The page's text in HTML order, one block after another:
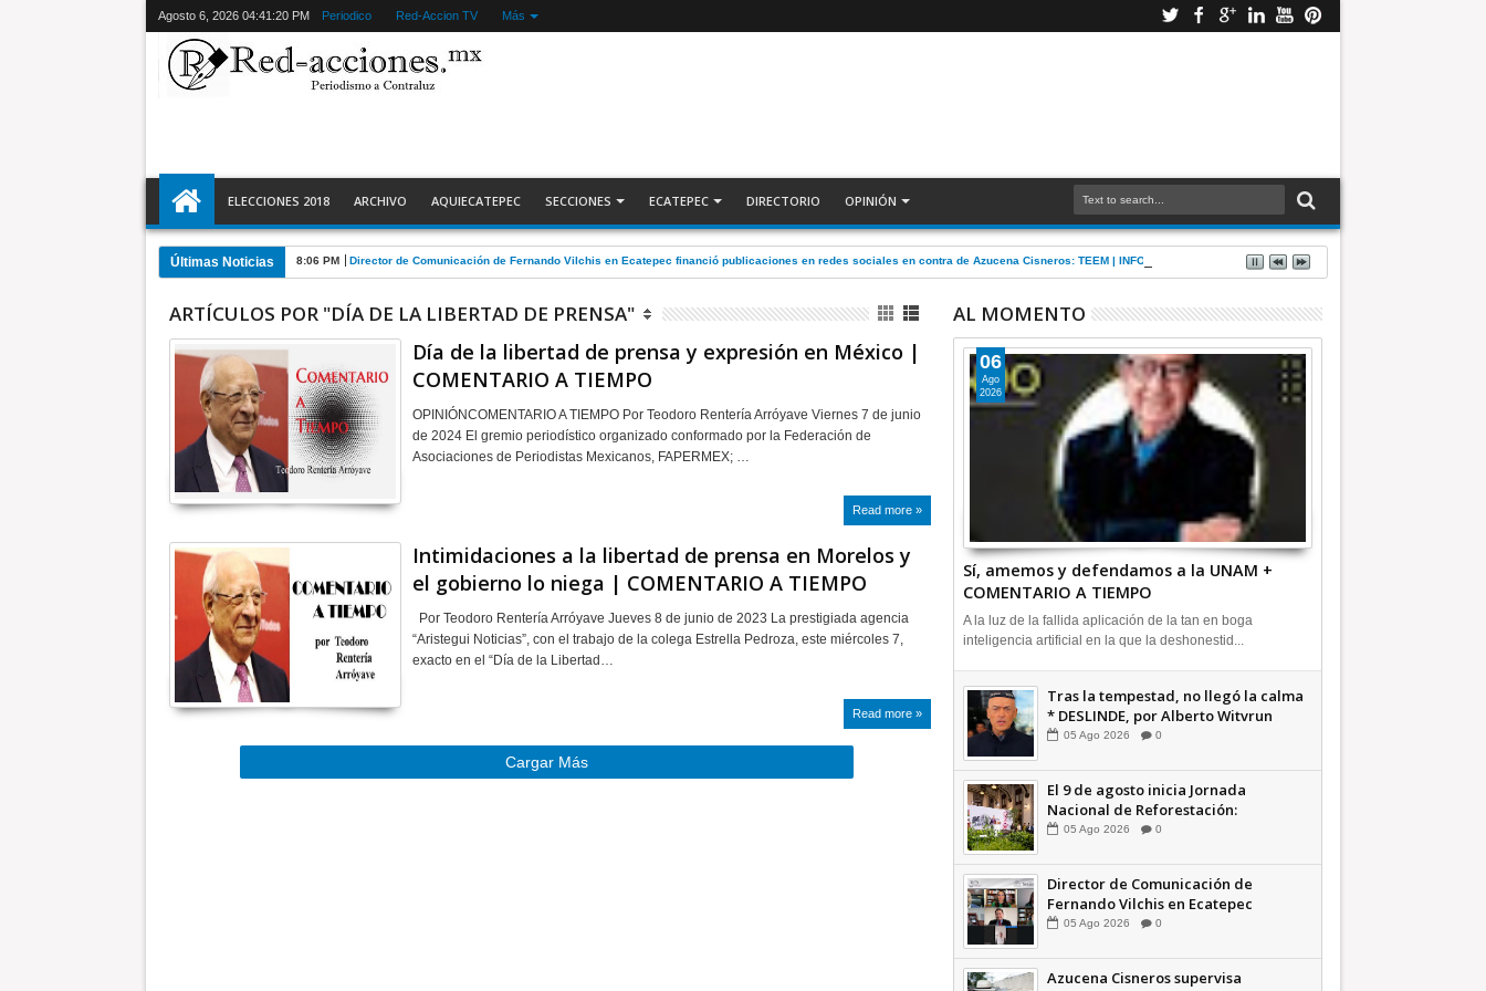
Agosto 6, 2026 04:41:21 PM Periodico Red-Accion TV Más
ELECCIONES 2018 ARCHIVO AQUIECATEPEC SECCIONES ECATEPEC DIRECTORIO OPINIÓN
Últimas Noticias 8:06 PM Director de Comunicación de Fernando Vilchis en Ecatepec financió publicaciones en redes sociales en contra de Azucena Cisneros: TEEM | INFORMATIVA
ARTÍCULOS POR "DÍA DE LA LIBERTAD DE PRENSA"
Día de la libertad de prensa y expresión en México |
COMENTARIO A TIEMPO
OPINIÓNCOMENTARIO A TIEMPO Por Teodoro Rentería Arróyave Viernes 7 de junio
de 2024 El gremio periodístico organizado conformado por la Federación de
Asociaciones de Periodistas Mexicanos, FAPERMEX; …
Read more »
Intimidaciones a la libertad de prensa en Morelos y
el gobierno lo niega | COMENTARIO A TIEMPO
Por Teodoro Rentería Arróyave Jueves 8 de junio de 2023 La prestigiada agencia
“Aristegui Noticias”, con el trabajo de la colega Estrella Pedroza, este miércoles 7,
exacto en el “Día de la Libertad…
Read more »
Cargar Más
AL MOMENTO
Sí, amemos y defendamos a la UNAM +
COMENTARIO A TIEMPO
06
Ago
2026
A la luz de la fallida aplicación de la tan en boga
inteligencia artificial en la que la deshonestid...
Tras la tempestad, no llegó la calma
* DESLINDE, por Alberto Witvrun
OPINIÓN
05 Ago 2026 0
El 9 de agosto inicia Jornada
Nacional de Reforestación:
presidenta Sheinbaum +Video
05 Ago 2026 0
Director de Comunicación de
Fernando Vilchis en Ecatepec
financió publicaciones en redes
Cisneros: TEEM | INFORMATIVA
05 Ago 2026 0
Azucena Cisneros supervisa